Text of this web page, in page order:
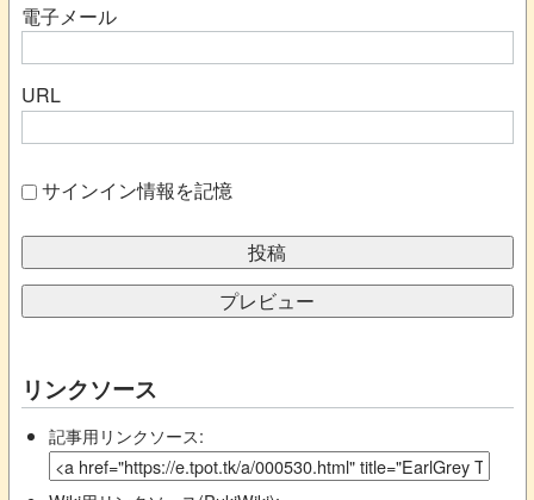
電子メール
URL
サインイン情報を記憶
リンクソース
記事用リンクソース: